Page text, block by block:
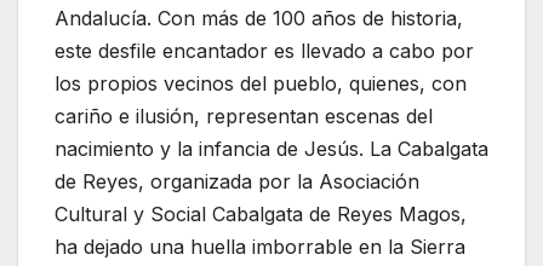
Andalucía. Con más de 100 años de historia,
este desfile encantador es llevado a cabo por
los propios vecinos del pueblo, quienes, con
cariño e ilusión, representan escenas del
nacimiento y la infancia de Jesús. La Cabalgata
de Reyes, organizada por la Asociación
Cultural y Social Cabalgata de Reyes Magos,
ha dejado una huella imborrable en la Sierra